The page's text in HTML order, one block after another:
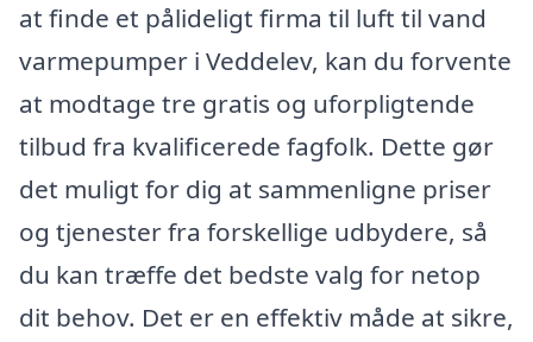
at finde et pålideligt firma til luft til vand
varmepumper i Veddelev, kan du forvente
at modtage tre gratis og uforpligtende
tilbud fra kvalificerede fagfolk. Dette gør
det muligt for dig at sammenligne priser
og tjenester fra forskellige udbydere, så
du kan træffe det bedste valg for netop
dit behov. Det er en effektiv måde at sikre,